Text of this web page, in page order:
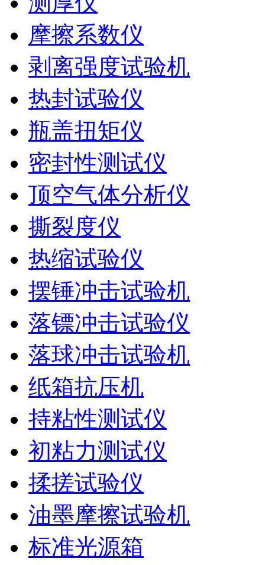
摩擦系数仪
剥离强度试验机
热封试验仪
瓶盖扭矩仪
密封性测试仪
顶空气体分析仪
撕裂度仪
热缩试验仪
摆锤冲击试验机
落镖冲击试验仪
落球冲击试验机
纸箱抗压机
持粘性测试仪
初粘力测试仪
揉搓试验仪
油墨摩擦试验机
标准光源箱